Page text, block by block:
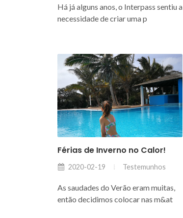
Há já alguns anos, o Interpass sentiu a
necessidade de criar uma p
Férias de Inverno no Calor!
2020-02-19 Testemunhos
As saudades do Verão eram muitas,
então decidimos colocar nas m&at